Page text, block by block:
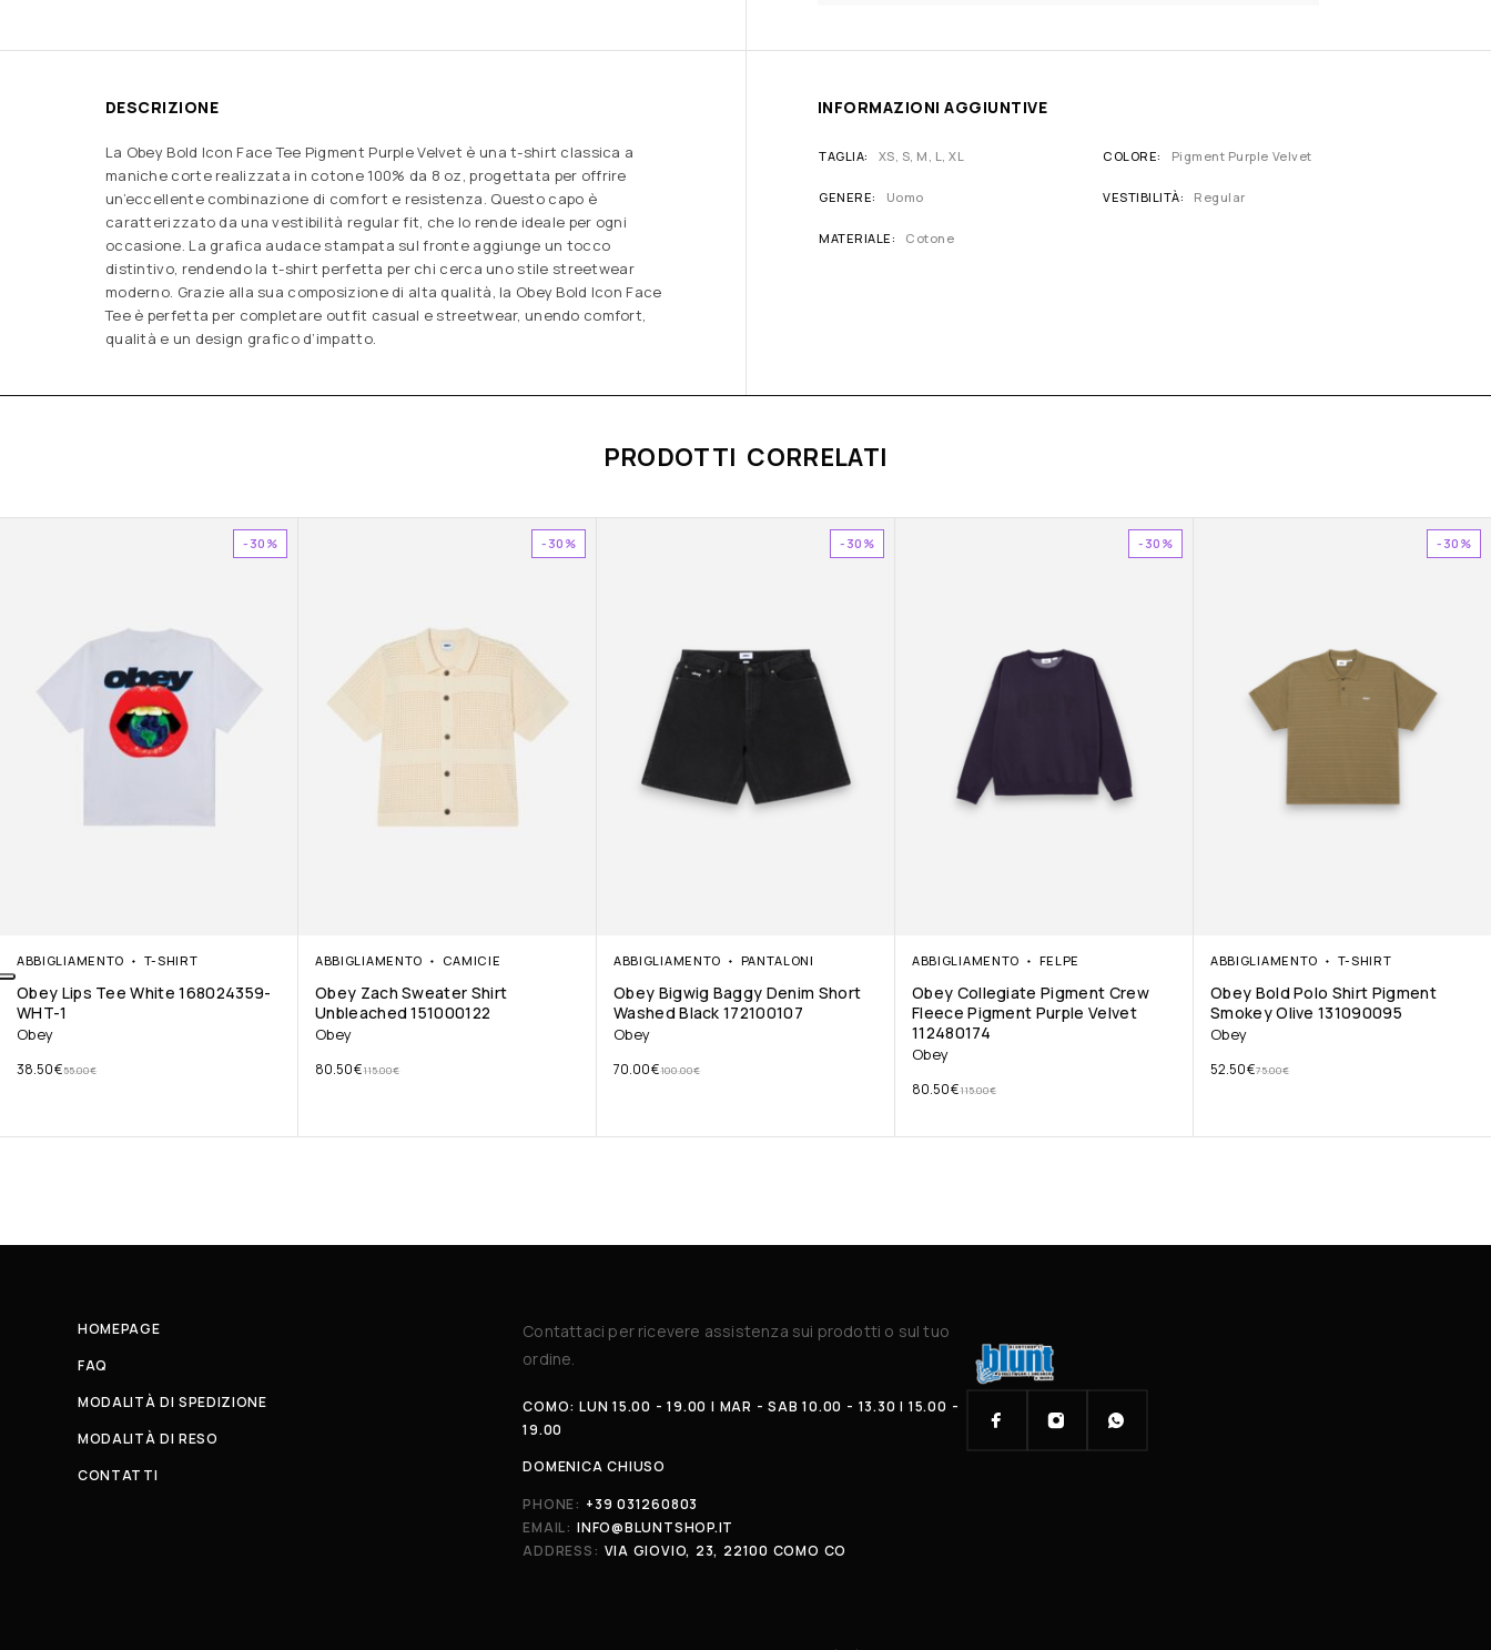
DESCRIZIONE
La Obey Bold Icon Face Tee Pigment Purple Velvet è una t-shirt classica a
maniche corte realizzata in cotone 100% da 8 oz, progettata per offrire
un’eccellente combinazione di comfort e resistenza. Questo capo è
caratterizzato da una vestibilità regular fit, che lo rende ideale per ogni
occasione. La grafica audace stampata sul fronte aggiunge un tocco
distintivo, rendendo la t-shirt perfetta per chi cerca uno stile streetwear
moderno. Grazie alla sua composizione di alta qualità, la Obey Bold Icon Face
Tee è perfetta per completare outfit casual e streetwear, unendo comfort,
qualità e un design grafico d’impatto.
INFORMAZIONI AGGIUNTIVE
TAGLIA XS, S, M, L, XL COLORE Pigment Purple Velvet
GENERE Uomo VESTIBILITÀ Regular
MATERIALE Cotone
PRODOTTI CORRELATI
-30%
ABBIGLIAMENTO T-SHIRT
Obey Lips Tee White 168024359-
WHT-1
Obey
55.00€
38.50€
-30%
ABBIGLIAMENTO CAMICIE
Obey Zach Sweater Shirt
Unbleached 151000122
Obey
115.00€
80.50€
-30%
ABBIGLIAMENTO PANTALONI
Obey Bigwig Baggy Denim Short
Washed Black 172100107
Obey
100.00€
70.00€
-30%
ABBIGLIAMENTO FELPE
Obey Collegiate Pigment Crew
Fleece Pigment Purple Velvet
112480174
Obey
115.00€
80.50€
-30%
ABBIGLIAMENTO T-SHIRT
Obey Bold Polo Shirt Pigment
Smokey Olive 131090095
Obey
75.00€
52.50€
HOMEPAGE
FAQ
MODALITÀ DI SPEDIZIONE
MODALITÀ DI RESO
CONTATTI
Contattaci per ricevere assistenza sui prodotti o sul tuo
ordine.
COMO: LUN 15.00 - 19.00 | MAR - SAB 10.00 - 13.30 | 15.00 -
19.00
DOMENICA CHIUSO
PHONE: +39 031260803
EMAIL: INFO@BLUNTSHOP.IT
ADDRESS: VIA GIOVIO, 23, 22100 COMO CO